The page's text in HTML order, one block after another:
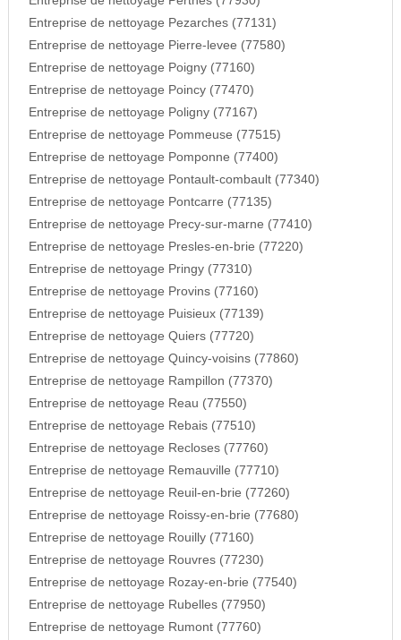
Entreprise de nettoyage Pezarches (77131)
Entreprise de nettoyage Pierre-levee (77580)
Entreprise de nettoyage Poigny (77160)
Entreprise de nettoyage Poincy (77470)
Entreprise de nettoyage Poligny (77167)
Entreprise de nettoyage Pommeuse (77515)
Entreprise de nettoyage Pomponne (77400)
Entreprise de nettoyage Pontault-combault (77340)
Entreprise de nettoyage Pontcarre (77135)
Entreprise de nettoyage Precy-sur-marne (77410)
Entreprise de nettoyage Presles-en-brie (77220)
Entreprise de nettoyage Pringy (77310)
Entreprise de nettoyage Provins (77160)
Entreprise de nettoyage Puisieux (77139)
Entreprise de nettoyage Quiers (77720)
Entreprise de nettoyage Quincy-voisins (77860)
Entreprise de nettoyage Rampillon (77370)
Entreprise de nettoyage Reau (77550)
Entreprise de nettoyage Rebais (77510)
Entreprise de nettoyage Recloses (77760)
Entreprise de nettoyage Remauville (77710)
Entreprise de nettoyage Reuil-en-brie (77260)
Entreprise de nettoyage Roissy-en-brie (77680)
Entreprise de nettoyage Rouilly (77160)
Entreprise de nettoyage Rouvres (77230)
Entreprise de nettoyage Rozay-en-brie (77540)
Entreprise de nettoyage Rubelles (77950)
Entreprise de nettoyage Rumont (77760)